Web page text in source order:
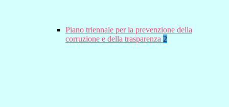
Piano triennale per la prevenzione della
corruzione e della trasparenza 2